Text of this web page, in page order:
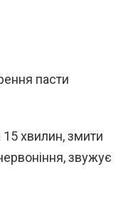
пасти
хвилин, змити
звужує